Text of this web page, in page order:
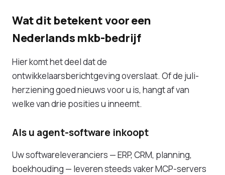
Wat dit betekent voor een
Nederlands mkb-bedrijf
Hier komt het deel dat de
ontwikkelaarsberichtgeving overslaat. Of de juli-
herziening goed nieuws voor u is, hangt af van
welke van drie posities u inneemt.
Als u agent-software inkoopt
Uw softwareleveranciers — ERP, CRM, planning,
boekhouding — leveren steeds vaker MCP-servers